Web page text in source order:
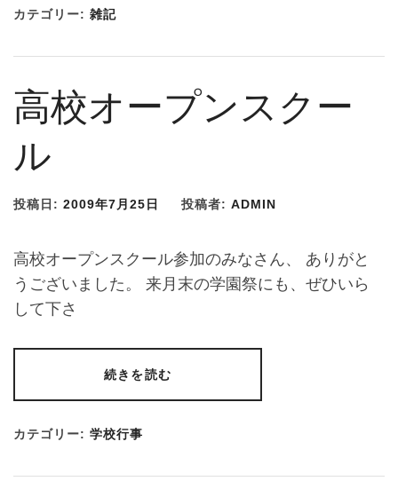
カテゴリー: 雑記
高校オープンスクー
ル
投稿日: 2009年7月25日 投稿者: ADMIN
高校オープンスクール参加のみなさん、 ありがと
うございました。 来月末の学園祭にも、ぜひいら
して下さ
続きを読む
カテゴリー: 学校行事